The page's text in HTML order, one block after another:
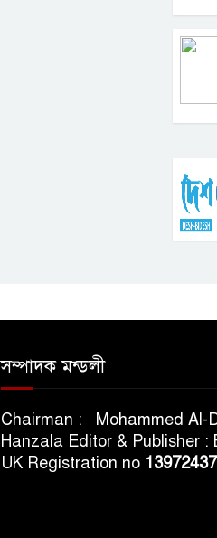
সম্পাদক মন্ডলী
Chairman : Mohammed Al-
Hanzala Editor & Publisher :
UK Registration no 13972437